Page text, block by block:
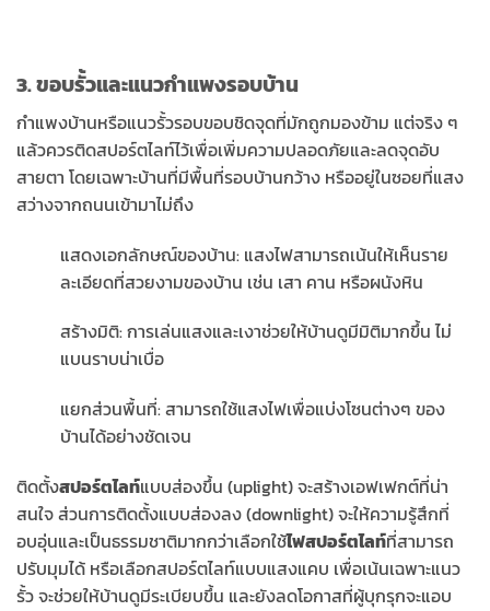
3. ขอบรั้วและแนวกำแพงรอบบ้าน
กำแพงบ้านหรือแนวรั้วรอบขอบชิดจุดที่มักถูกมองข้าม แต่จริง ๆ
แล้วควรติดสปอร์ตไลท์ไว้เพื่อเพิ่มความปลอดภัยและลดจุดอับ
สายตา โดยเฉพาะบ้านที่มีพื้นที่รอบบ้านกว้าง หรืออยู่ในซอยที่แสง
สว่างจากถนนเข้ามาไม่ถึง
แสดงเอกลักษณ์ของบ้าน: แสงไฟสามารถเน้นให้เห็นราย
ละเอียดที่สวยงามของบ้าน เช่น เสา คาน หรือผนังหิน
สร้างมิติ: การเล่นแสงและเงาช่วยให้บ้านดูมีมิติมากขึ้น ไม่
แบนราบน่าเบื่อ
แยกส่วนพื้นที่: สามารถใช้แสงไฟเพื่อแบ่งโซนต่างๆ ของ
บ้านได้อย่างชัดเจน
ติดตั้งสปอร์ตไลท์แบบส่องขึ้น (uplight) จะสร้างเอฟเฟกต์ที่น่า
สนใจ ส่วนการติดตั้งแบบส่องลง (downlight) จะให้ความรู้สึกที่
อบอุ่นและเป็นธรรมชาติมากกว่าเลือกใช้ไฟสปอร์ตไลท์ที่สามารถ
ปรับมุมได้ หรือเลือกสปอร์ตไลท์แบบแสงแคบ เพื่อเน้นเฉพาะแนว
รั้ว จะช่วยให้บ้านดูมีระเบียบขึ้น และยังลดโอกาสที่ผู้บุกรุกจะแอบ